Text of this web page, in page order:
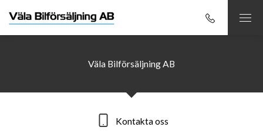
Väla Bilförsäljning AB
Kontakta oss